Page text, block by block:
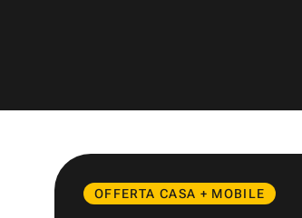
OFFERTA CASA + MOBILE